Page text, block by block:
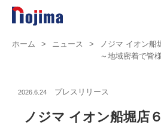
ホーム > ニュース >
ノジマ イオン船
～地域密着で皆
2026.6.24 プレスリリース
ノジマ イオン船堀店